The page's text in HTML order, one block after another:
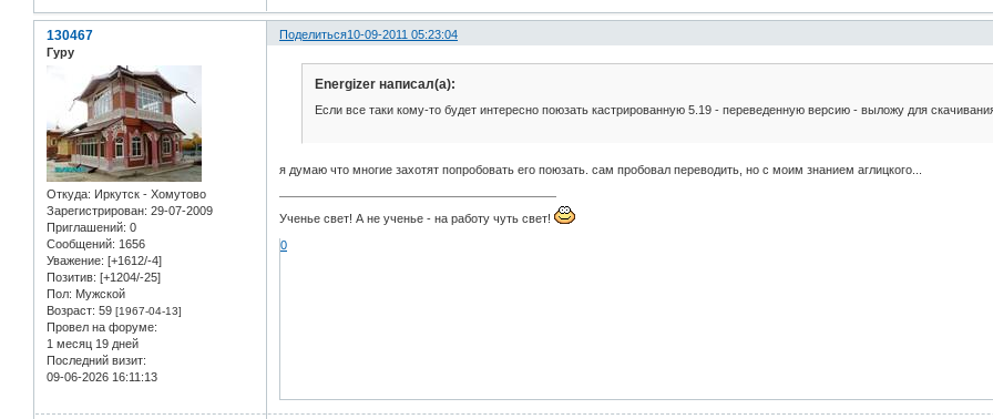
Поделиться10-09-2011 05:23:04
130467
Гуру
Откуда: Иркутск - Хомутово
Зарегистрирован: 29-07-2009
Приглашений: 0
Сообщений: 1656
Уважение: [+1612/-4]
Позитив: [+1204/-25]
Пол: Мужской
Возраст: 59 [1967-04-13]
Провел на форуме:
1 месяц 19 дней
Последний визит:
09-06-2026 16:11:13
Energizer написал(а):
Если все таки кому-то будет интересно поюзать кастрированную 5.19 - переведенную версию - выложу для
я думаю что многие захотят попробовать его поюзать. сам пробовал переводить, но с моим знанием аглицкого...
Ученье свет! А не ученье - на работу чуть свет!
0